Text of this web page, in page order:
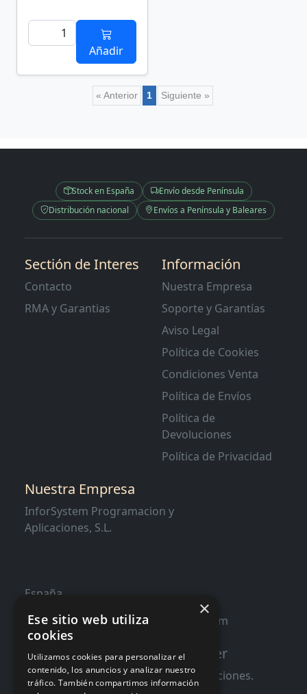
Añadir
« Anterior 1 Siguiente »
Stock en España
Envío desde Península
Distribución nacional
Envíos a Península y Baleares
Sectión de Interes
Contacto
RMA y Garantias
Información
Nuestra Empresa
Soporte y Garantías
Aviso Legal
Política de Cookies
Condiciones Venta
Política de Envíos
Política de
Devoluciones
Política de Privacidad
Nuestra Empresa
InforSystem Programacion y
Aplicaciones, S.L.
España
contacto@distribucioninformatica.com
Suscribete a nuestro Newsletter
Te informaremos de ofertas y promociones.
×
Ese sitio web utiliza
cookies
Utilizamos cookies para personalizar el
contenido, los anuncios y analizar nuestro
tráfico. También compartimos información